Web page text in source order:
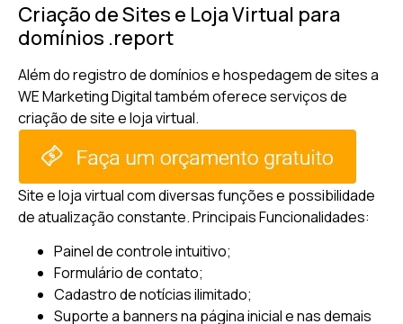
Criação de Sites e Loja Virtual para
domínios .report
Além do registro de domínios e hospedagem de sites a
WE Marketing Digital também oferece serviços de
criação de site e loja virtual.
Site e loja virtual com diversas funções e possibilidade
de atualização constante.Principais Funcionalidades:
Painel de controle intuitivo;
Formulário de contato;
Cadastro de notícias ilimitado;
Suporte a banners na página inicial e nas demais